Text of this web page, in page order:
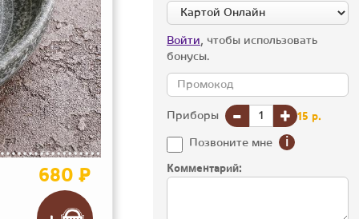
680 ₽
Войти, чтобы использовать
бонусы.
Приборы - + 15 р.
Позвоните мне i
Комментарий: